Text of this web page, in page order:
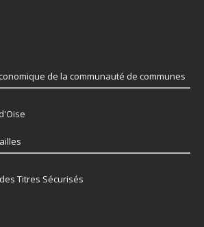
de la communauté de communes
Titres Sécurisés